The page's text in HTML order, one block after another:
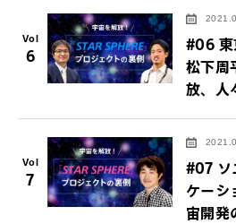
Vol
6
#06 東
松下周
放、人
Vol
7
#07 ソ
ケーシ
宙開発